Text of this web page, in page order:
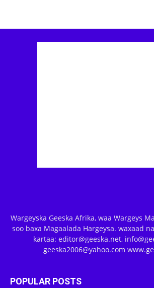
Wargeyska Geeska Afrika, waa Wargeys
soo baxa Magaalada Hargeysa. waxaad
kartaa: editor@geeska.net,
geeska2006@yahoo.com
POPULAR POSTS